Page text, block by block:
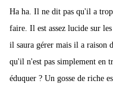
Ha ha. Il ne dit pas qu'il a
faire. Il est assez lucide sur
il saura gérer mais il a raison
qu'il n'est pas simplement en
éduquer ? Un gosse de riche